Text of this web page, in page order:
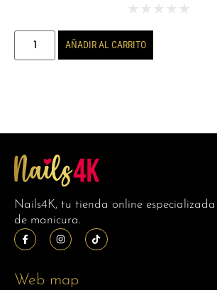
★ ★ ★ ★ ★
AÑADIR AL CARRITO
Nails4K, tu tienda online
de manicura.
Web map